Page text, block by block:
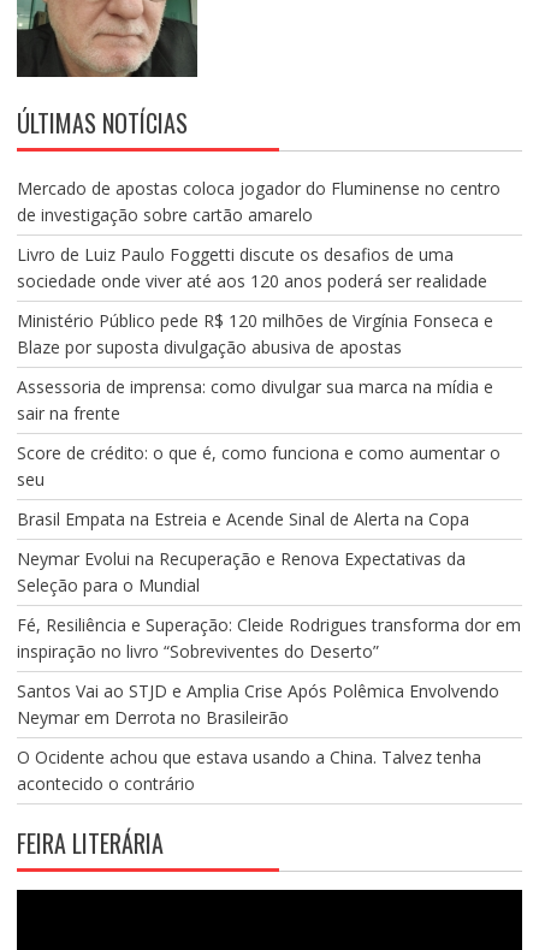
ÚLTIMAS NOTÍCIAS
Mercado de apostas coloca jogador do Fluminense no centro
de investigação sobre cartão amarelo
Livro de Luiz Paulo Foggetti discute os desafios de uma
sociedade onde viver até aos 120 anos poderá ser realidade
Ministério Público pede R$ 120 milhões de Virgínia Fonseca e
Blaze por suposta divulgação abusiva de apostas
Assessoria de imprensa: como divulgar sua marca na mídia e
sair na frente
Score de crédito: o que é, como funciona e como aumentar o
seu
Brasil Empata na Estreia e Acende Sinal de Alerta na Copa
Neymar Evolui na Recuperação e Renova Expectativas da
Seleção para o Mundial
Fé, Resiliência e Superação: Cleide Rodrigues transforma dor em
inspiração no livro “Sobreviventes do Deserto”
Santos Vai ao STJD e Amplia Crise Após Polêmica Envolvendo
Neymar em Derrota no Brasileirão
O Ocidente achou que estava usando a China. Talvez tenha
acontecido o contrário
FEIRA LITERÁRIA